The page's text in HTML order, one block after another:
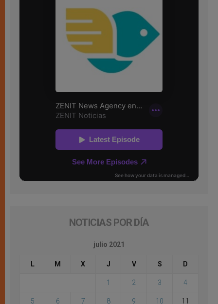
NOTICIAS POR DÍA
julio 2021
L M X J V S D
1 2 3 4
5 6 7 8 9 10 11